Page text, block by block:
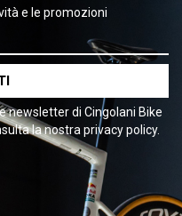
e le promozioni
newsletter di Cingolani Bike
la nostra privacy policy.